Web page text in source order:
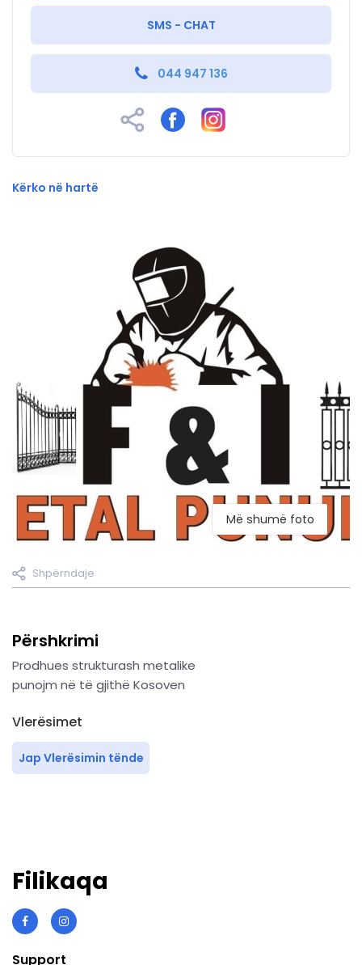
Më shumë foto
Shpërndaje
Përshkrimi
Prodhues strukturash metalike
punojm në të gjithë Kosoven
Vlerësimet
Jap Vlerësimin tënde
SMS - CHAT
044 947 136
Kërko në hartë
Filikaqa
Support